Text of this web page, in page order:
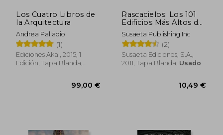
Los Cuatro Libros de
la Arquitectura
Andrea Palladio
(1)
Ediciones Akal, 2015, 1
Edición, Tapa Blanda,
Rascacielos: Los 101
Edificios Más Altos del
Mundo
Susaeta Publishing Inc
(2)
Susaeta Ediciones, S.A.,
2011, Tapa Blanda, Usado